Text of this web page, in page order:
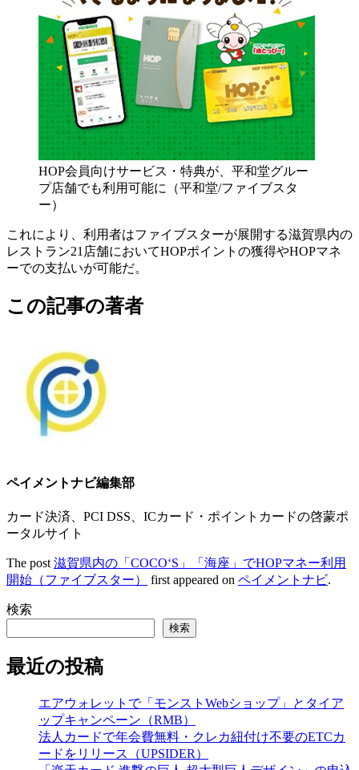
HOP会員向けサービス・特典が、平和堂グルー
プ店舗でも利用可能に（平和堂/ファイブスタ
ー）
これにより、利用者はファイブスターが展開する滋賀県内の
レストラン21店舗においてHOPポイントの獲得やHOPマネ
ーでの支払いが可能だ。
この記事の著者
ペイメントナビ編集部
カード決済、PCI DSS、ICカード・ポイントカードの啓蒙ポ
ータルサイト
The post 滋賀県内の「COCO‘S」「海座」でHOPマネー利用
開始（ファイブスター）
first appeared on ペイメントナビ.
検索
検索
最近の投稿
エアウォレットで「モンストWebショップ」とタイア
ップキャンペーン（RMB）
法人カードで年会費無料・クレカ紐付け不要のETCカ
ードをリリース（UPSIDER）